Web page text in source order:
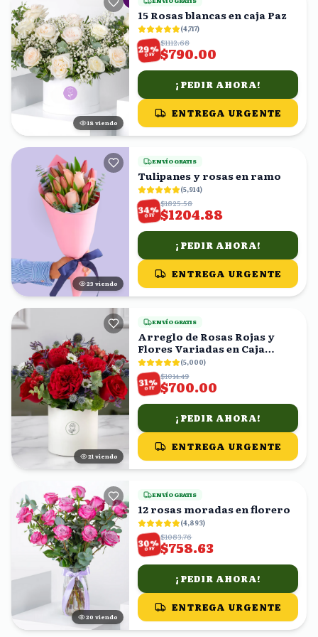
17 viendo
15 Rosas blancas en caja Paz
(4,717)
29%
OFF
$1112.68
$790.00
¡PEDIR AHORA!
ENTREGA URGENTE
24 viendo
ENVÍO GRATIS
Tulipanes y rosas en ramo
(5,914)
34%
OFF
$1825.58
$1204.88
¡PEDIR AHORA!
ENTREGA URGENTE
21 viendo
ENVÍO GRATIS
Arreglo de Rosas Rojas y
Flores Variadas en Caja
Blanca
(5,000)
31%
OFF
$1014.49
$700.00
¡PEDIR AHORA!
ENTREGA URGENTE
19 viendo
ENVÍO GRATIS
12 rosas moradas en florero
(4,893)
30%
OFF
$1083.76
$758.63
¡PEDIR AHORA!
ENTREGA URGENTE